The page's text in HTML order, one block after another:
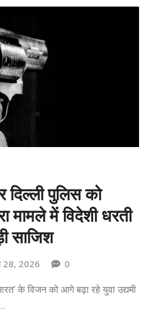
दिल्ली पुलिस को
मामले में विदेशी धरती
साजिश
28, 2026 0
के विजन को आगे बढ़ा रहे युवा उद्यमी